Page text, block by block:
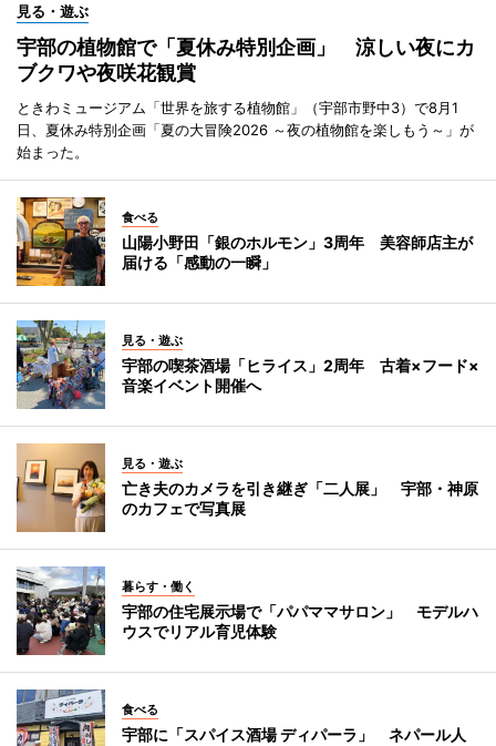
見る・遊ぶ
宇部の植物館で「夏休み特別企画」 涼しい夜にカ
ブクワや夜咲花観賞
ときわミュージアム「世界を旅する植物館」（宇部市野中3）で8月1
日、夏休み特別企画「夏の大冒険2026 ～夜の植物館を楽しもう～」が
始まった。
食べる
山陽小野田「銀のホルモン」3周年 美容師店主が
届ける「感動の一瞬」
見る・遊ぶ
宇部の喫茶酒場「ヒライス」2周年 古着×フード×
音楽イベント開催へ
見る・遊ぶ
亡き夫のカメラを引き継ぎ「二人展」 宇部・神原
のカフェで写真展
暮らす・働く
宇部の住宅展示場で「パパママサロン」 モデルハ
ウスでリアル育児体験
食べる
宇部に「スパイス酒場 ディパーラ」 ネパール人